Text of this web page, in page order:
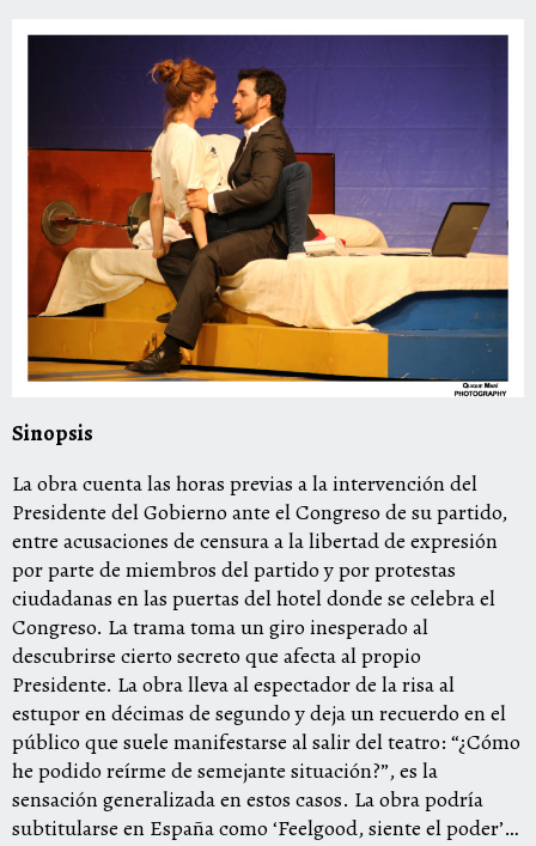
Sinopsis
La obra cuenta las horas previas a la intervención del
Presidente del Gobierno ante el Congreso de su partido,
entre acusaciones de censura a la libertad de expresión
por parte de miembros del partido y por protestas
ciudadanas en las puertas del hotel donde se celebra el
Congreso. La trama toma un giro inesperado al
descubrirse cierto secreto que afecta al propio
Presidente. La obra lleva al espectador de la risa al
estupor en décimas de segundo y deja un recuerdo en el
público que suele manifestarse al salir del teatro: “¿Cómo
he podido reírme de semejante situación?”, es la
sensación generalizada en estos casos. La obra podría
subtitularse en España como ‘Feelgood, siente el poder’…